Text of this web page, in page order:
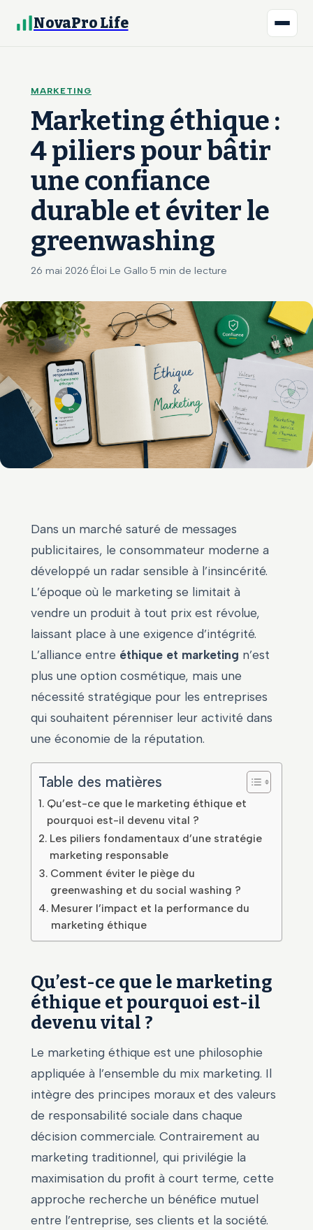
NovaPro Life
MARKETING
Marketing éthique :
4 piliers pour bâtir
une confiance
durable et éviter le
greenwashing
26 mai 2026·Éloi Le Gallo·5 min de lecture
Dans un marché saturé de messages
publicitaires, le consommateur moderne a
développé un radar sensible à l’insincérité.
L’époque où le marketing se limitait à
vendre un produit à tout prix est révolue,
laissant place à une exigence d’intégrité.
L’alliance entre éthique et marketing n’est
plus une option cosmétique, mais une
nécessité stratégique pour les entreprises
qui souhaitent pérenniser leur activité dans
une économie de la réputation.
Table des matières
Qu’est-ce que le marketing éthique et
pourquoi est-il devenu vital ?
Les piliers fondamentaux d’une stratégie
marketing responsable
Comment éviter le piège du
greenwashing et du social washing ?
Mesurer l’impact et la performance du
marketing éthique
Qu’est-ce que le marketing
éthique et pourquoi est-il
devenu vital ?
Le marketing éthique est une philosophie
appliquée à l’ensemble du mix marketing. Il
intègre des principes moraux et des valeurs
de responsabilité sociale dans chaque
décision commerciale. Contrairement au
marketing traditionnel, qui privilégie la
maximisation du profit à court terme, cette
approche recherche un bénéfice mutuel
entre l’entreprise, ses clients et la société.